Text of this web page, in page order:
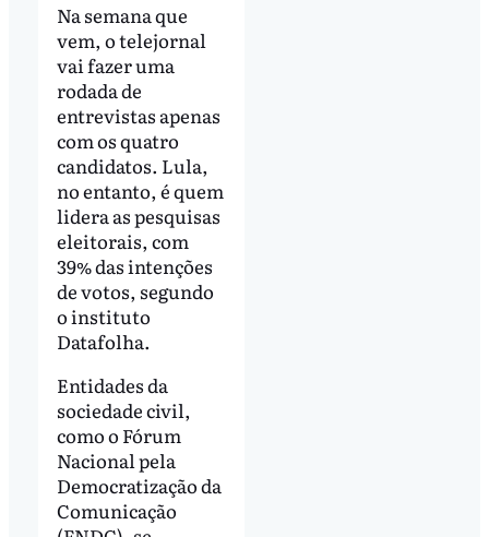
Na semana que
vem, o telejornal
vai fazer uma
rodada de
entrevistas apenas
com os quatro
candidatos. Lula,
no entanto, é quem
lidera as pesquisas
eleitorais, com
39% das intenções
de votos, segundo
o instituto
Datafolha.
Entidades da
sociedade civil,
como o Fórum
Nacional pela
Democratização da
Comunicação